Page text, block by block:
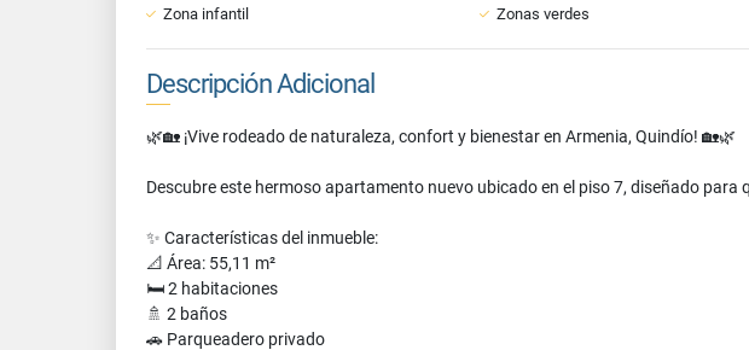
Zona infantil
Zonas verdes
Descripción Adicional
🌿🏡 ¡Vive rodeado de naturaleza, confort y bienestar en Armenia, Quindío! 🏡🌿
Descubre este hermoso apartamento nuevo ubicado en el piso 7, diseñado
✨ Características del inmueble:
📐 Área: 55,11 m²
🛏️ 2 habitaciones
🚿 2 baños
🚗 Parqueadero privado